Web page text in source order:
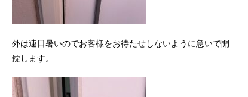
外は連日暑いのでお客様をお待たせしないように急いで開
錠します。